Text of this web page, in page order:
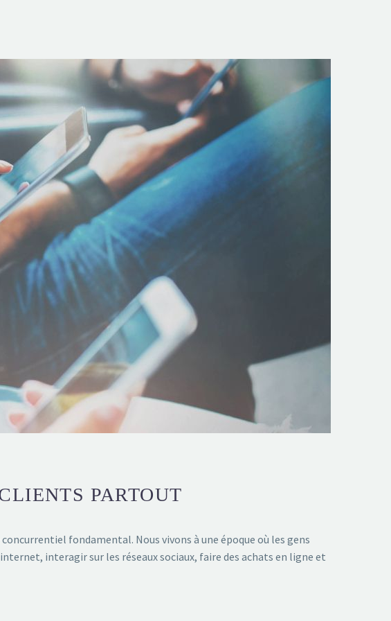
PARTOUT
fondamental. Nous vivons à une époque où les gens
interagir sur les réseaux sociaux, faire des achats en ligne et